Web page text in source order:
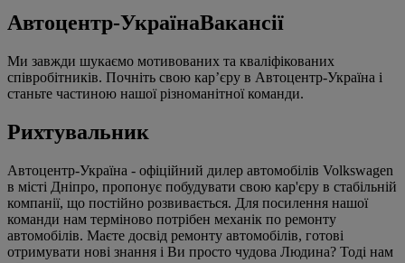
Автоцентр-УкраїнаВакансії
Ми завжди шукаємо мотивованих та кваліфікованих
співробітників. Почніть свою кар’єру в Автоцентр-Україна і
станьте частиною нашої різноманітної команди.
Рихтувальник
Автоцентр-Україна - офіційний дилер автомобілів Volkswagen
в місті Дніпро, пропонує побудувати свою кар'єру в стабільній
компанії, що постійно розвивається. Для посилення нашої
команди нам терміново потрібен механік по ремонту
автомобілів. Маєте досвід ремонту автомобілів, готові
отримувати нові знання і Ви просто чудова Людина? Тоді нам